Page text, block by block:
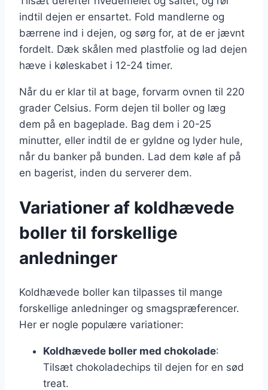
indtil dejen er ensartet. Fold mandlerne og
bærrene ind i dejen, og sørg for, at de er jævnt
fordelt. Dæk skålen med plastfolie og lad dejen
hæve i køleskabet i 12-24 timer.
Når du er klar til at bage, forvarm ovnen til 220
grader Celsius. Form dejen til boller og læg
dem på en bageplade. Bag dem i 20-25
minutter, eller indtil de er gyldne og lyder hule,
når du banker på bunden. Lad dem køle af på
en bagerist, inden du serverer dem.
Variationer af koldhævede
boller til forskellige
anledninger
Koldhævede boller kan tilpasses til mange
forskellige anledninger og smagspræferencer.
Her er nogle populære variationer:
Koldhævede boller med chokolade:
Tilsæt chokoladechips til dejen for en sød
treat.